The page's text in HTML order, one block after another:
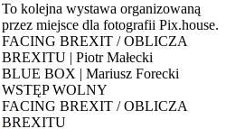
To kolejna wystawa organizowaną
przez miejsce dla fotografii Pix.house.
FACING BREXIT / OBLICZA
BREXITU | Piotr Małecki
BLUE BOX | Mariusz Forecki
WSTĘP WOLNY
FACING BREXIT / OBLICZA
BREXITU